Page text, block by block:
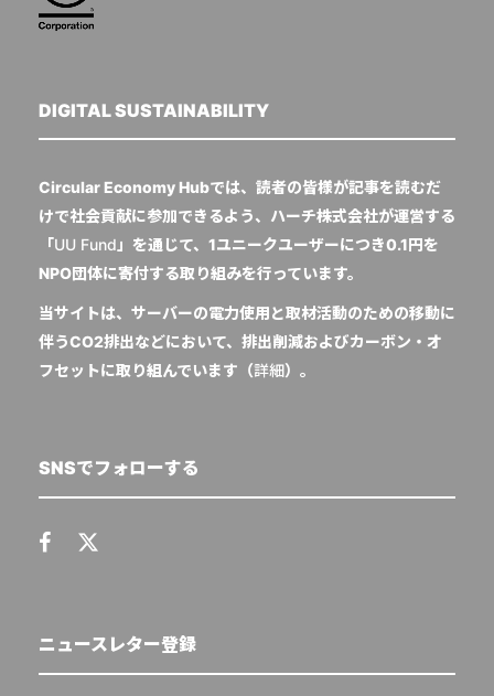
DIGITAL SUSTAINABILITY
Circular Economy Hubでは、読者の皆様が記事を読むだ
けで社会貢献に参加できるよう、ハーチ株式会社が運営する
「UU Fund 」を通じて、1ユニークユーザーにつき0.1円を
NPO団体に寄付する取り組みを行っています。
当サイトは、サーバーの電力使用と取材活動のための移動に
伴うCO2排出などにおいて、排出削減およびカーボン・オ
フセットに取り組んでいます（詳細）。
SNSでフォローする
ニュースレター登録